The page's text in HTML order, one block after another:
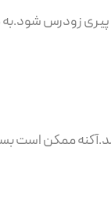
زودرس
ممکن است